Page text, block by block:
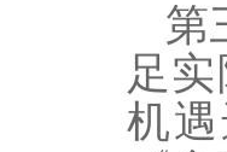
第
足
机